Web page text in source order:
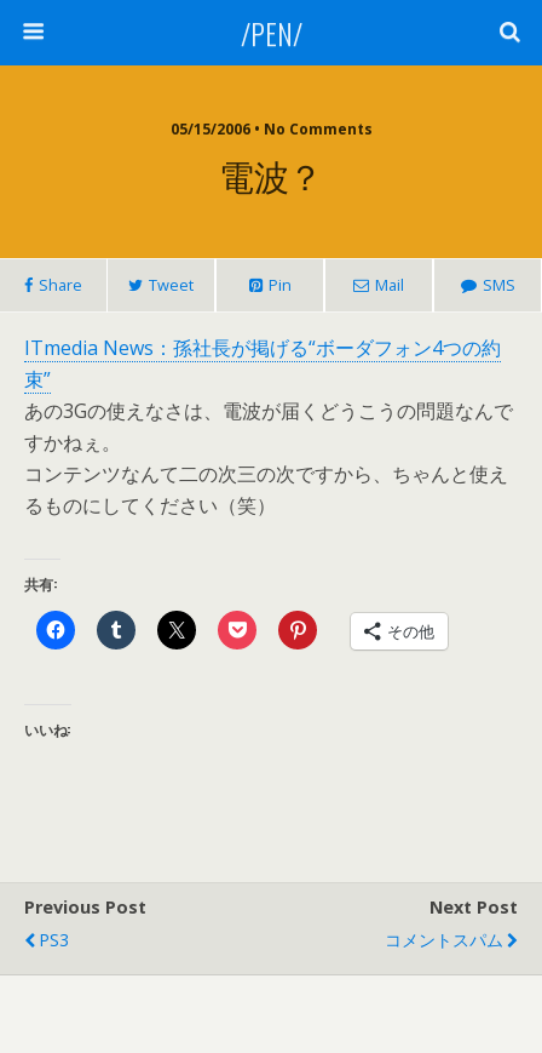
/PEN/
05/15/2006 • No Comments
電波？
Share Tweet Pin Mail SMS
ITmedia News：孫社長が掲げる“ボーダフォン4つの約
束”
あの3Gの使えなさは、電波が届くどうこうの問題なんで
すかねぇ。
コンテンツなんて二の次三の次ですから、ちゃんと使え
るものにしてください（笑）
共有:
その他
いいね:
Previous Post
PS3
Next Post
コメントスパム